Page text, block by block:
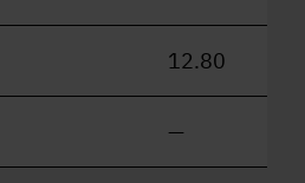
12.80
—